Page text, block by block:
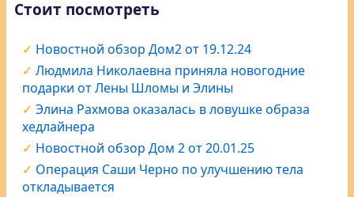
Стоит посмотреть
Новостной обзор Дом2 от 19.12.24
Людмила Николаевна приняла новогодние
подарки от Лены Шломы и Элины
Элина Рахмова оказалась в ловушке образа
хедлайнера
Новостной обзор Дом 2 от 20.01.25
Операция Саши Черно по улучшению тела
откладывается